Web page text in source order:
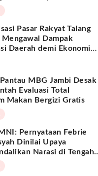
Melayu Jambi
Pasar Rakyat Talang
Mengawal Dampak
Daerah demi Ekonomi
MBG Jambi Desak
Evaluasi Total
Makan Bergizi Gratis
Pernyataan Febrie
Dinilai Upaya
Narasi di Tengah
Fakta yang Belum